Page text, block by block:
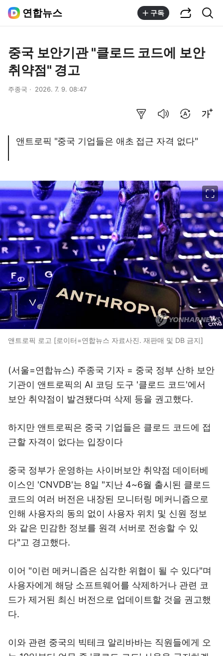
연합뉴스 구독
중국 보안기관 "클로드 코드에 보안
취약점" 경고
주종국 2026. 7. 9. 08:47
앤트로픽 "중국 기업들은 애초 접근 자격 없다"
앤트로픽 로고 [로이터=연합뉴스 자료사진. 재판매 및 DB 금지]
(서울=연합뉴스) 주종국 기자 = 중국 정부 산하 보안
기관이 앤트로픽의 AI 코딩 도구 '클로드 코드'에서
보안 취약점이 발견됐다며 삭제 등을 권고했다.
하지만 앤트로픽은 중국 기업들은 클로드 코드에 접
근할 자격이 없다는 입장이다
중국 정부가 운영하는 사이버보안 취약점 데이터베
이스인 'CNVDB'는 8일 "지난 4~6월 출시된 클로드
코드의 여러 버전은 내장된 모니터링 메커니즘으로
인해 사용자의 동의 없이 사용자 위치 및 신원 정보
와 같은 민감한 정보를 원격 서버로 전송할 수 있
다"고 경고했다.
이어 "이런 메커니즘은 심각한 위협이 될 수 있다"며
사용자에게 해당 소프트웨어를 삭제하거나 관련 코
드가 제거된 최신 버전으로 업데이트할 것을 권고했
다.
이와 관련 중국의 빅테크 알리바바는 직원들에게 오